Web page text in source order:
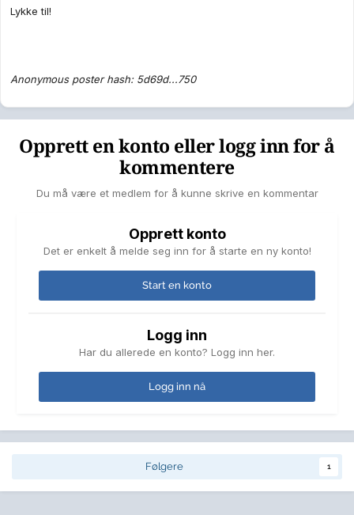
Lykke til!
Anonymous poster hash: 5d69d...750
Opprett en konto eller logg inn for å
kommentere
Du må være et medlem for å kunne skrive en kommentar
Opprett konto
Det er enkelt å melde seg inn for å starte en ny konto!
Start en konto
Logg inn
Har du allerede en konto? Logg inn her.
Logg inn nå
Følgere 1